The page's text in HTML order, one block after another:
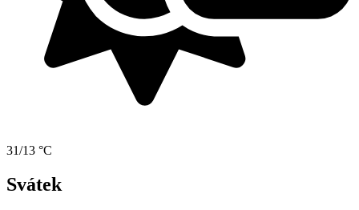
31/13 °C
Svátek